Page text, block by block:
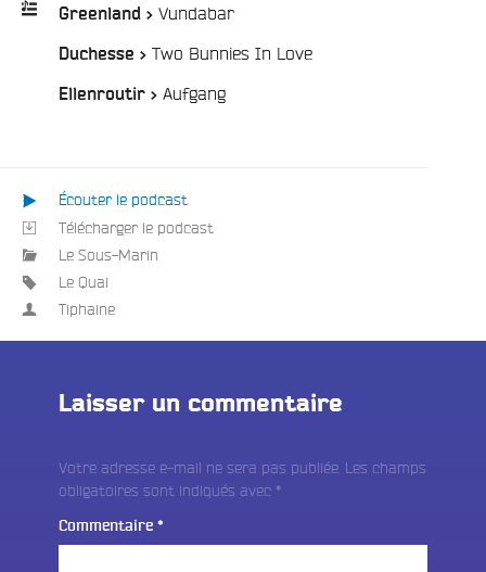
Playlist
:
Greenland > Vundabar/
Duchesse > Two Bunnies In Love/
Ellenroutir > Aufgang/
Écouter le podcast
Télécharger le podcast
Le Sous-Marin
Le Quai
Tiphaine
Laisser un commentaire
Votre adresse e-mail ne sera pas publiée. Les champs
obligatoires sont indiqués avec *
Commentaire *